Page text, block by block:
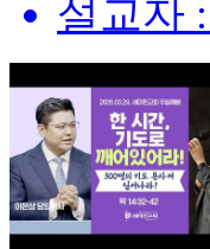
설교자